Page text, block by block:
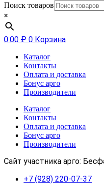
Поиск товаров
×
0.00 ₽ 0 Корзина
Каталог
Контакты
Оплата и доставка
Бонус арго
Производители
Каталог
Контакты
Оплата и доставка
Бонус арго
Производители
Сайт участника арго:
+7 (928) 220-07-37